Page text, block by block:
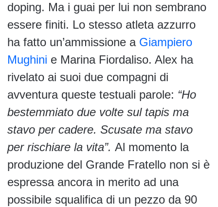
doping. Ma i guai per lui non sembrano
essere finiti. Lo stesso atleta azzurro
ha fatto un’ammissione a Giampiero
Mughini e Marina Fiordaliso. Alex ha
rivelato ai suoi due compagni di
avventura queste testuali parole: “Ho
bestemmiato due volte sul tapis ma
stavo per cadere. Scusate ma stavo
per rischiare la vita”. Al momento la
produzione del Grande Fratello non si è
espressa ancora in merito ad una
possibile squalifica di un pezzo da 90